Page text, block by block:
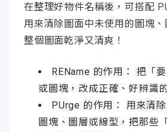
在整理好物件名稱後，可搭配
用來清除圖面中未使用的圖塊
整個圖面乾淨又清爽！
REName 的作用： 把「
或圖塊，改成正確、好辨識
PUrge 的作用： 用來清
圖塊、圖層或線型，把那些